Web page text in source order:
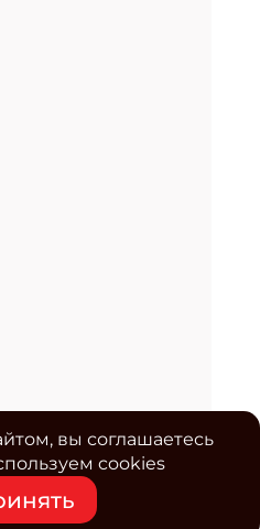
вы соглашаетесь
cookies